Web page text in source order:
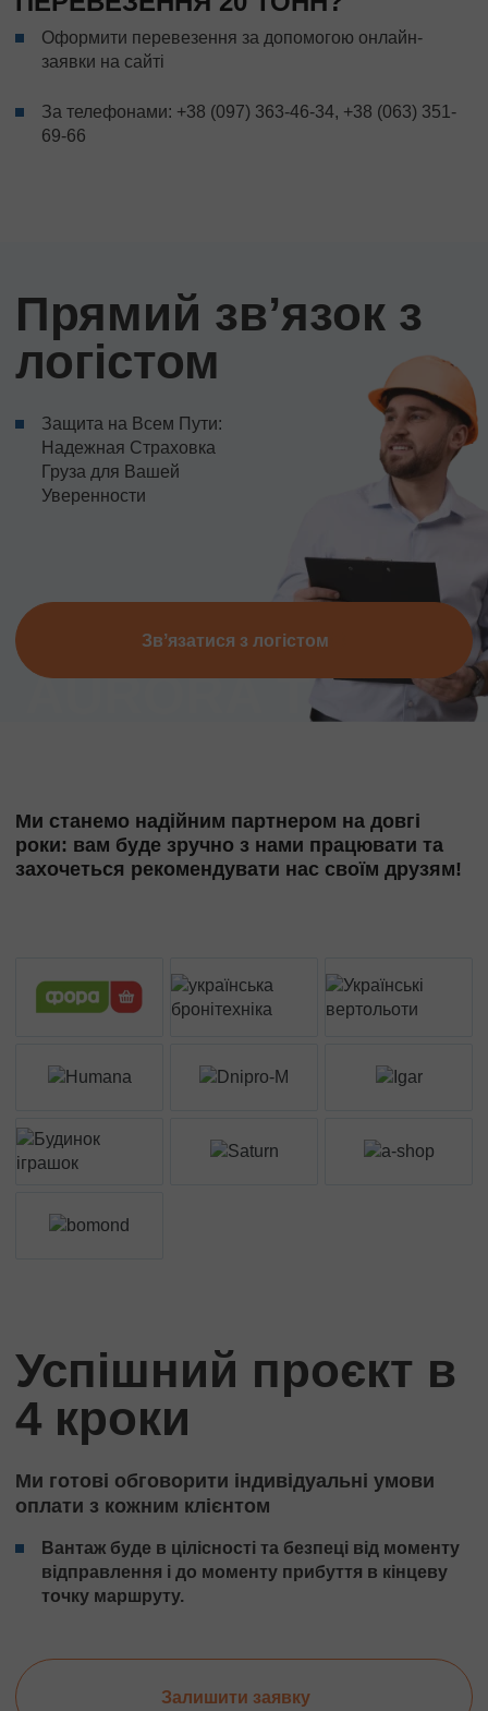
Оформити перевезення за допомогою онлайн-
заявки на сайті
За телефонами: +38 (097) 363-46-34, +38 (063) 351-
69-66
Прямий звʼязок з
логістом
Защита на Всем Пути:
Надежная Страховка
Груза для Вашей
Уверенности
Звʼязатися з логістом
Ми станемо надійним партнером на довгі
роки: вам буде зручно з нами працювати та
захочеться рекомендувати нас своїм друзям!
Успішний проєкт в
4 кроки
Ми готові обговорити індивідуальні умови
оплати з кожним клієнтом
Вантаж буде в цілісності та безпеці від моменту
відправлення і до моменту прибуття в кінцеву
точку маршруту.
Залишити заявку